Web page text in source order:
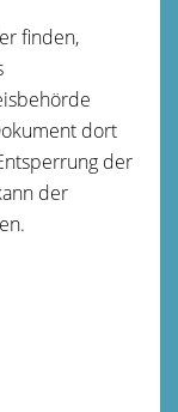
finden,
dort
der
der